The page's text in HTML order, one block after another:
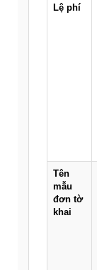
Lệ phí
Tên
mẫu
đơn tờ
khai